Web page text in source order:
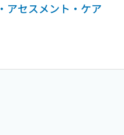
・アセスメント・ケア